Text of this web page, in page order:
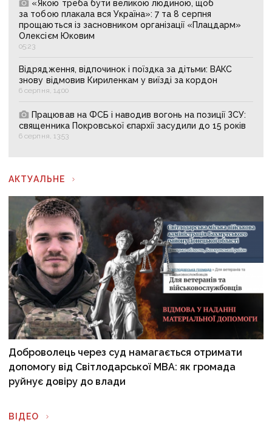
«Якою треба бути великою людиною, щоб
за тобою плакала вся Україна»: 7 та 8 серпня
прощаються із засновником організації «Плацдарм»
Олексієм Юковим
05:23
Відрядження, відпочинок і поїздка за дітьми: ВАКС
знову відмовив Кириленкам у виїзді за кордон
6 серпня, 14:00
Працював на ФСБ і наводив вогонь на позиції ЗСУ:
священника Покровської єпархії засудили до 15 років
6 серпня, 13:53
АКТУАЛЬНЕ
Доброволець через суд намагається отримати
допомогу від Світлодарської МВА: як громада
руйнує довіру до влади
ВІДЕО